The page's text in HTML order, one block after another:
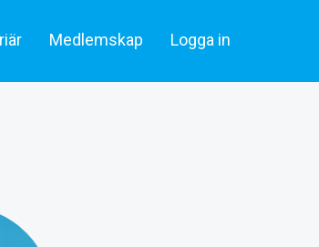
Medlemskap
Skådespelare & Statister
Logga in